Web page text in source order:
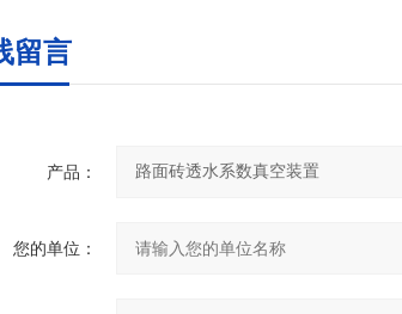
留言
产品：
您的单位：